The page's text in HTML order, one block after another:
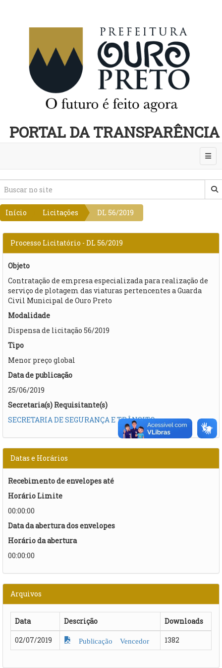
PORTAL DA TRANSPARÊNCIA
Início Licitações DL 56/2019
Processo Licitatório - DL 56/2019
Objeto
Contratação de empresa especializada para realização de
serviço de plotagem das viaturas pertencentes a Guarda
Civil Municipal de Ouro Preto
Modalidade
Dispensa de licitação 56/2019
Tipo
Menor preço global
Data de publicação
25/06/2019
Secretaria(s) Requisitante(s)
SECRETARIA DE SEGURANÇA E TRÂNSITO
Datas e Horários
Recebimento de envelopes até
Horário Limite
00:00:00
Data da abertura dos envelopes
Horário da abertura
00:00:00
Arquivos
Data Descrição
Downloads
02/07/2019
Publicação Vencedor 1382